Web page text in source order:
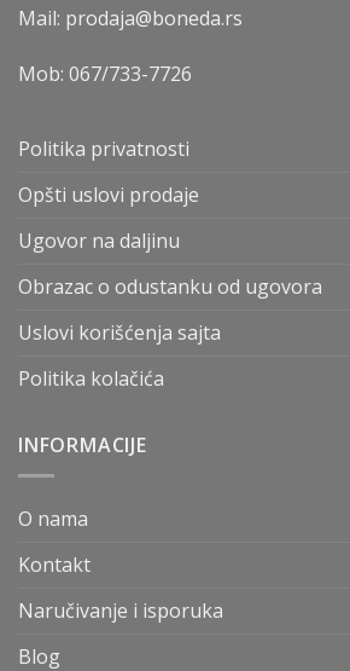
Mail: prodaja@boneda.rs
Mob: 067/733-7726
Politika privatnosti
Opšti uslovi prodaje
Ugovor na daljinu
Obrazac o odustanku od ugovora
Uslovi korišćenja sajta
Politika kolačića
INFORMACIJE
O nama
Kontakt
Naručivanje i isporuka
Blog